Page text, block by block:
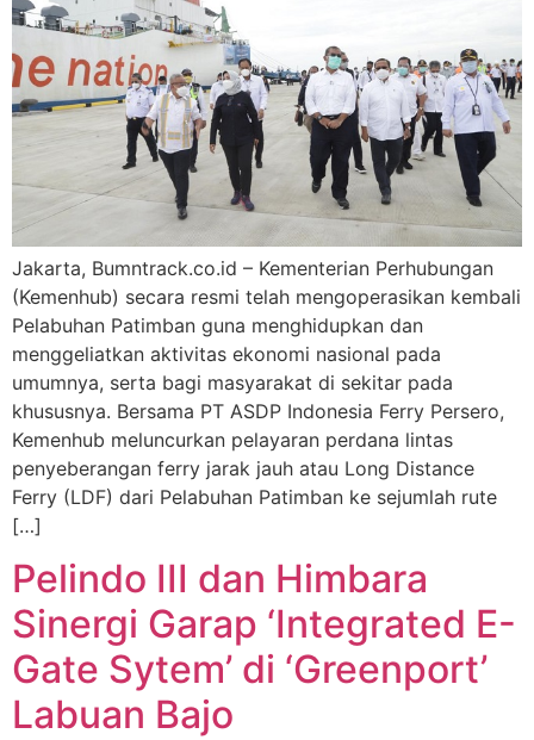
Jakarta, Bumntrack.co.id – Kementerian Perhubungan
(Kemenhub) secara resmi telah mengoperasikan kembali
Pelabuhan Patimban guna menghidupkan dan
menggeliatkan aktivitas ekonomi nasional pada
umumnya, serta bagi masyarakat di sekitar pada
khususnya. Bersama PT ASDP Indonesia Ferry Persero,
Kemenhub meluncurkan pelayaran perdana lintas
penyeberangan ferry jarak jauh atau Long Distance
Ferry (LDF) dari Pelabuhan Patimban ke sejumlah rute
[…]
Pelindo III dan Himbara
Sinergi Garap ‘Integrated E-
Gate Sytem’ di ‘Greenport’
Labuan Bajo